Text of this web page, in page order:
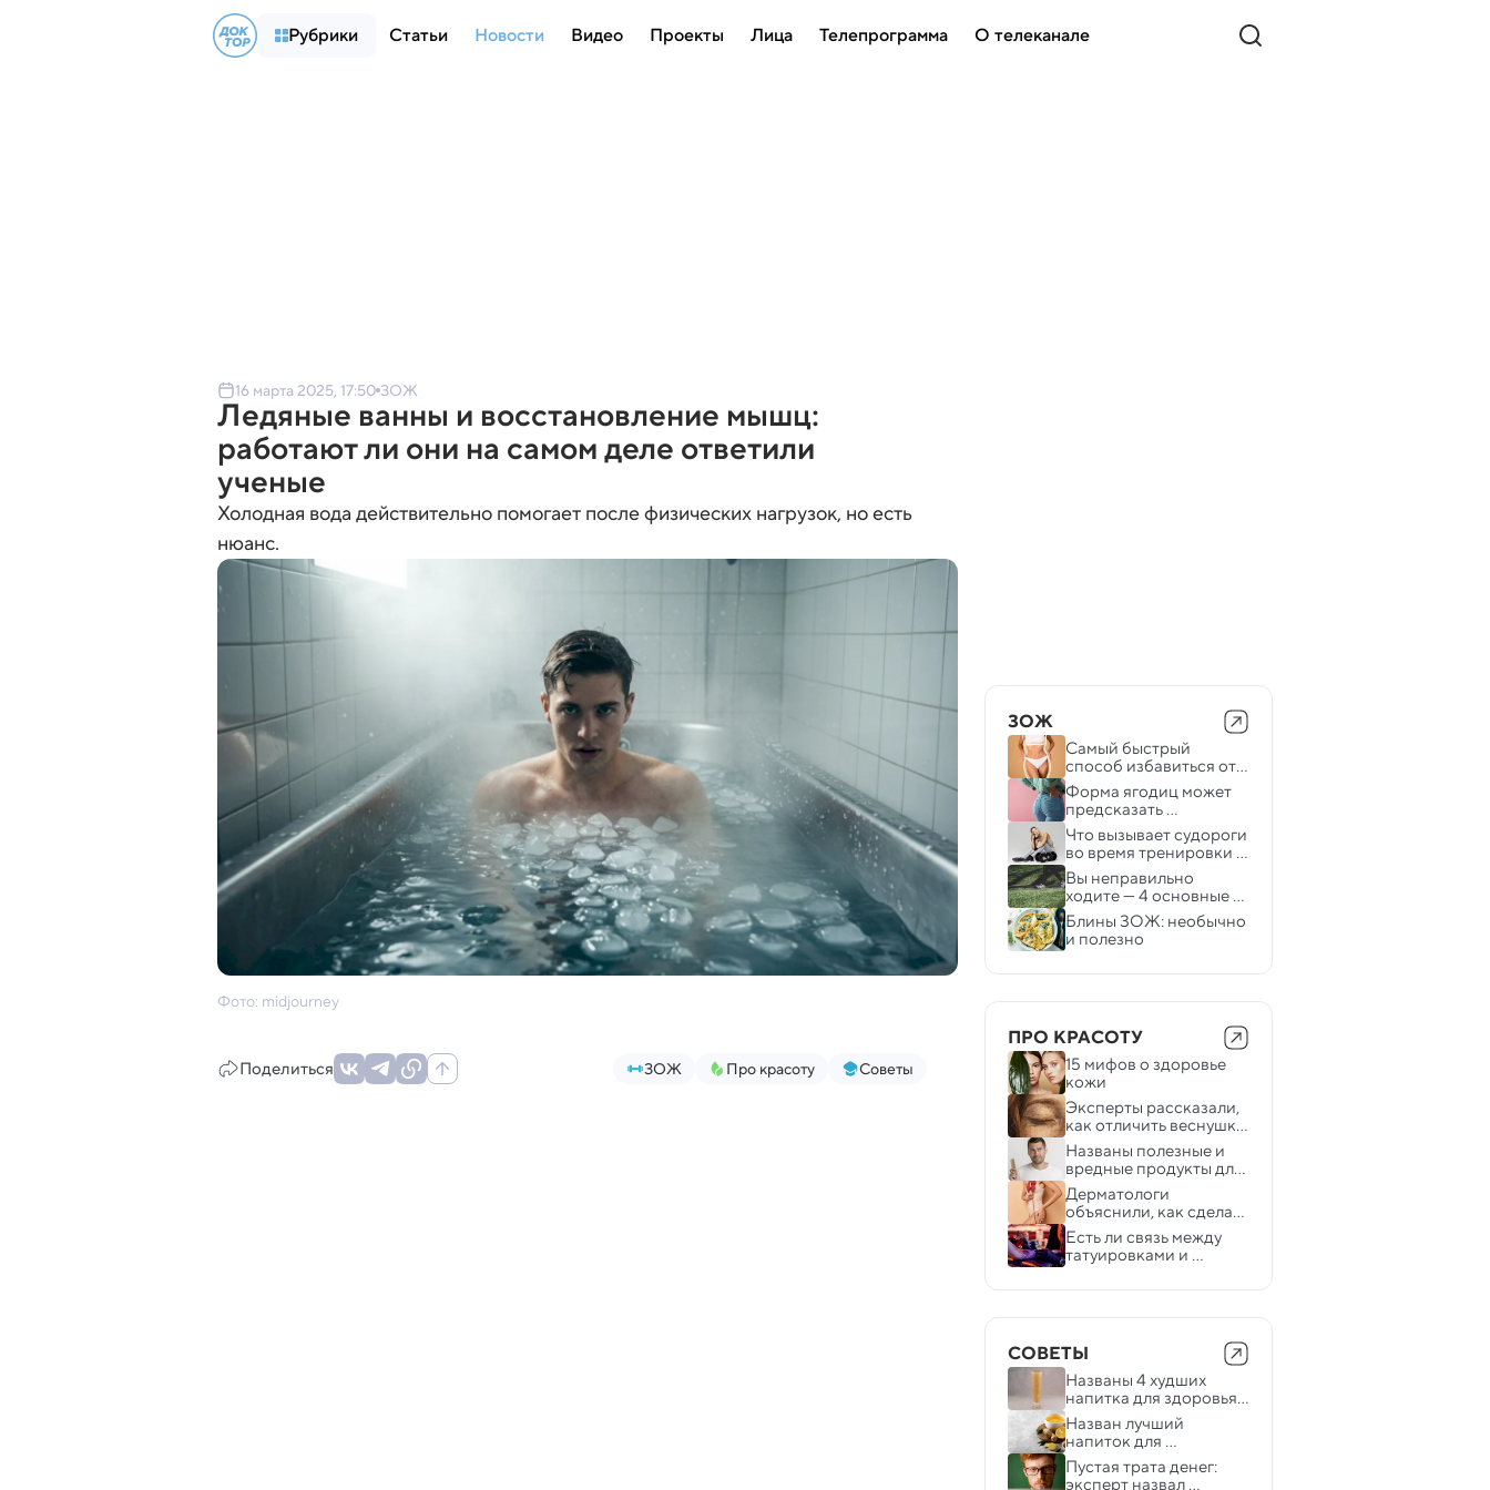
Рубрики Статьи Новости Видео Проекты Лица Телепрограмма О телеканале
16 марта 2025, 17:50 ЗОЖ
Ледяные ванны и восстановление мышц:
работают ли они на самом деле ответили
ученые
Холодная вода действительно помогает после физических нагрузок, но есть
нюанс.
Фото: midjourney
Поделиться ЗОЖ Про красоту Советы
ЗОЖ
Самый быстрый
способ избавиться от
жира на животе — и это
не кардиотренировки
Форма ягодиц может
предсказать
остеопороз и диабет
Что вызывает судороги
во время тренировки
— ответ ученых
Вы неправильно
ходите — 4 основные
ошибки, которые
приводят к боли,
плохой осанке и
Блины ЗОЖ: необычно
и полезно
ПРО КРАСОТУ
15 мифов о здоровье
Эксперты рассказали,
как отличить веснушки
от родинок и
пигментных пятен
Названы полезные и
вредные продукты для
роста волос
Дерматологи
объяснили, как сделать
растяжки менее
заметными
Есть ли связь между
татуировками и
потерей зрения —
объясняют
СОВЕТЫ
Названы 4 худших
напитка для здоровья
сердца
Назван лучший
напиток для
«успокоения» желудка
Пустая трата денег:
эксперт назвал